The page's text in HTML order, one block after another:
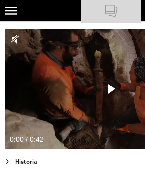
Skip
main
content
NATIONAL GEOGRAPHIC
TRAVELER
PODCASTY
Newsletter
Cuda Polski
Wielki Konkurs Fotograficzny
0:00 / 0:42
Historia